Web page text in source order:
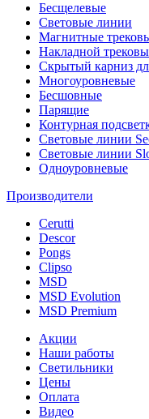
Бесщелевые
Световые линии
Магнитные
Накладной
Скрытый карниз
Многоуровневые
Бесшовные
Парящие
Контурная
Световые линии
Световые линии
Одноуровневые
Производители
Cerutti
Descor
Pongs
Clipso
MSD
MSD Evolution
MSD Premium
Акции
Наши работы
Светильники
Цены
Оплата
Видео